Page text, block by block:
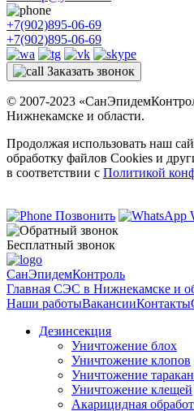
+7(902)895-06-69
+7(902)895-06-69
Заказать звонок
© 2007-2023
Нижнекамске и области.
Продолжая использовать наш
обработку файлов Cookies и
в соответствии с Политикой
Позвонить
Бесплатный звонок
СанЭпидемКонтроль
Главная СЭС в Нижнекамске и
Наши работыВакансииКонтакты
Дезинсекция
Уничтожение блох
Уничтожение клопов
Уничтожение
Уничтожение клещей
Акарицидная